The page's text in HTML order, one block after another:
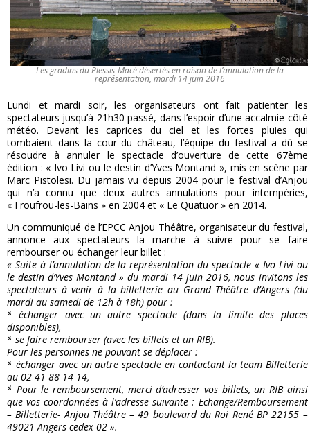
Les gradins du Plessis-Macé désertés en raison de l’annulation de la
représentation, mardi 14 juin 2016
Lundi et mardi soir, les organisateurs ont fait patienter les
spectateurs jusqu’à 21h30 passé, dans l’espoir d’une accalmie côté
météo. Devant les caprices du ciel et les fortes pluies qui
tombaient dans la cour du château, l’équipe du festival a dû se
résoudre à annuler le spectacle d’ouverture de cette 67ème
édition : « Ivo Livi ou le destin d’Yves Montand », mis en scène par
Marc Pistolesi. Du jamais vu depuis 2004 pour le festival d’Anjou
qui n’a connu que deux autres annulations pour intempéries,
« Froufrou-les-Bains » en 2004 et « Le Quatuor » en 2014.
Un communiqué de l’EPCC Anjou Théâtre, organisateur du festival,
annonce aux spectateurs la marche à suivre pour se faire
rembourser ou échanger leur billet :
« Suite à l’annulation de la représentation du spectacle « Ivo Livi ou
le destin d’Yves Montand » du mardi 14 juin 2016, nous invitons les
spectateurs à venir à la billetterie au Grand Théâtre d’Angers (du
mardi au samedi de 12h à 18h) pour :
* échanger avec un autre spectacle (dans la limite des places
disponibles),
* se faire rembourser (avec les billets et un RIB).
Pour les personnes ne pouvant se déplacer :
* échanger avec un autre spectacle en contactant la team Billetterie
au 02 41 88 14 14,
* Pour le remboursement, merci d’adresser vos billets, un RIB ainsi
que vos coordonnées à l’adresse suivante : Echange/Remboursement
– Billetterie- Anjou Théâtre – 49 boulevard du Roi René BP 22155 –
49021 Angers cedex 02 ».